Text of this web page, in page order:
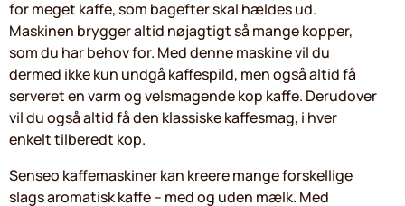
for meget kaffe, som bagefter skal hældes ud.
Maskinen brygger altid nøjagtigt så mange kopper,
som du har behov for. Med denne maskine vil du
dermed ikke kun undgå kaffespild, men også altid få
serveret en varm og velsmagende kop kaffe. Derudover
vil du også altid få den klassiske kaffesmag, i hver
enkelt tilberedt kop.
Senseo kaffemaskiner kan kreere mange forskellige
slags aromatisk kaffe – med og uden mælk. Med